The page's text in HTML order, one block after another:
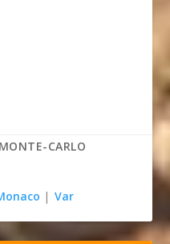
CARLO
| Var